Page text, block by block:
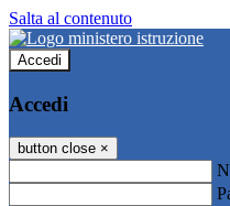
Salta al contenuto
Accedi
Accedi
button close ×